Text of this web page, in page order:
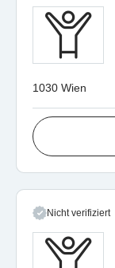
1030 Wien
Nicht verifiziert